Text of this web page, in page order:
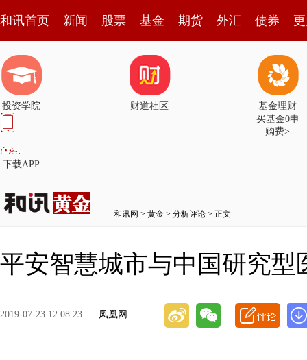
和讯首页 新闻 股票 基金 期货 外汇 债券
投资学院 财道社区
基金理财
买基金0申
购费>
下载APP
和讯网 > 黄金 > 分析评论 > 正文
平安智慧城市与中国研究
2019-07-23 12:08:23 凤凰网